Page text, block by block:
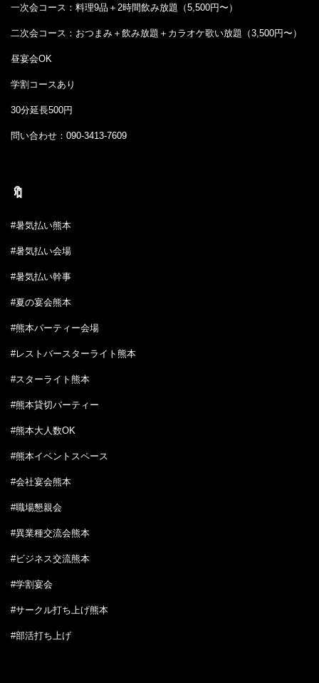
一次会コース：料理9品＋2時間飲み放題（5,500円〜）
二次会コース：おつまみ＋飲み放題＋カラオケ歌い放題（3,500円〜）
昼宴会OK
学割コースあり
30分延長500円
問い合わせ：090-3413-7609
🔖
#暑気払い熊本
#暑気払い会場
#暑気払い幹事
#夏の宴会熊本
#熊本パーティー会場
#レストバースターライト熊本
#スターライト熊本
#熊本貸切パーティー
#熊本大人数OK
#熊本イベントスペース
#会社宴会熊本
#職場懇親会
#異業種交流会熊本
#ビジネス交流熊本
#学割宴会
#サークル打ち上げ熊本
#部活打ち上げ